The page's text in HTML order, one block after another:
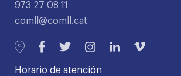
973 27 08 11
comll@comll.cat
Horario de atención